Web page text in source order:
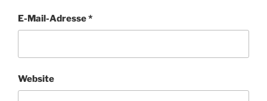
E-Mail-Adresse*
Website